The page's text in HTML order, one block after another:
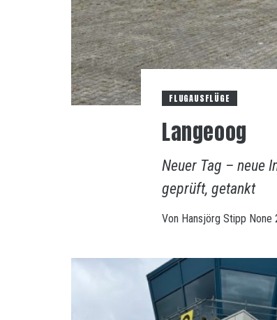
FLUGAUSFLÜGE
Langeoog
Neuer Tag – neue
geprüft, getankt
Von Hansjörg Stipp None